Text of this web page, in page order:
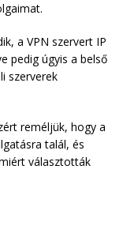
a VPN szervert IP
pedig úgyis a belső
szerverek
reméljük, hogy a
talál, és
választották